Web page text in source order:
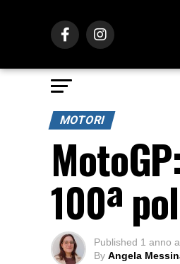
MOTORI
100ª
Published 1 anno
By Angela